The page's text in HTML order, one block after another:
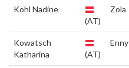
Kohl Nadine
(AT)
Zola
Kowatsch
Katharina
(AT)
Enny